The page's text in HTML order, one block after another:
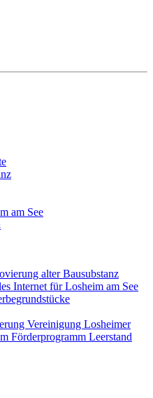
am See
alter Bausubstanz
Internet für Losheim am See
Vereinigung Losheimer
Förderprogramm Leerstand